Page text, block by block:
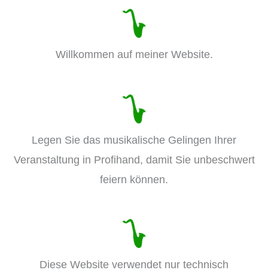
Willkommen auf meiner Website.
Legen Sie das musikalische Gelingen Ihrer
Veranstaltung in Profihand, damit Sie unbeschwert
feiern können.
Diese Website verwendet nur technisch